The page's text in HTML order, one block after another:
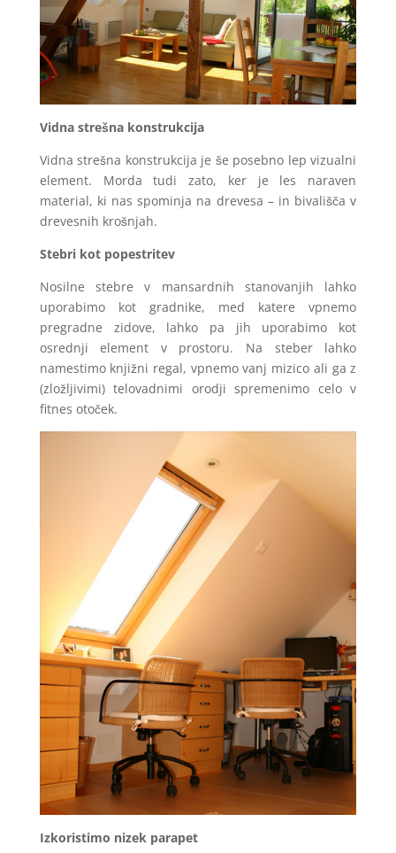
Vidna strešna konstrukcija
Vidna strešna konstrukcija je še posebno lep vizualni
element. Morda tudi zato, ker je les naraven
material, ki nas spominja na drevesa – in bivališča v
drevesnih krošnjah.
Stebri kot popestritev
Nosilne stebre v mansardnih stanovanjih lahko
uporabimo kot gradnike, med katere vpnemo
pregradne zidove, lahko pa jih uporabimo kot
osrednji element v prostoru. Na steber lahko
namestimo knjižni regal, vpnemo vanj mizico ali ga z
(zložljivimi) telovadnimi orodji spremenimo celo v
fitnes otoček.
Izkoristimo nizek parapet